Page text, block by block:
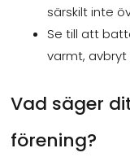
särskilt inte
Se till att
varmt, avbryt
Vad säger
förening?